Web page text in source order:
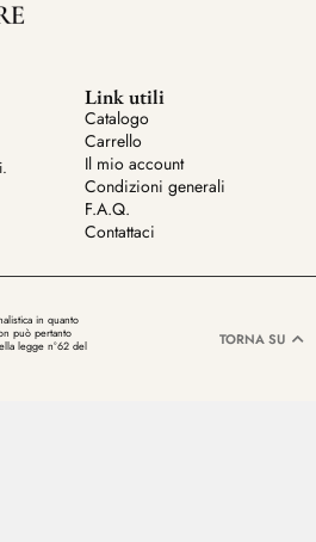
Link utili
Catalogo
Carrello
Il mio account
Condizioni generali
F.A.Q.
Contattaci
in quanto
può pertanto
legge n°62 del
TORNA SU